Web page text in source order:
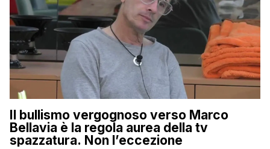
Il bullismo vergognoso verso Marco
Bellavia è la regola aurea della tv
spazzatura. Non l’eccezione